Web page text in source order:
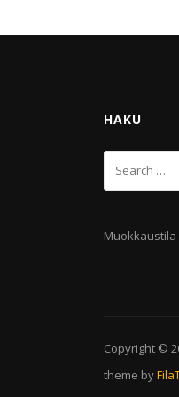
HAKU
Muokkaustila
Copyright ©
theme by